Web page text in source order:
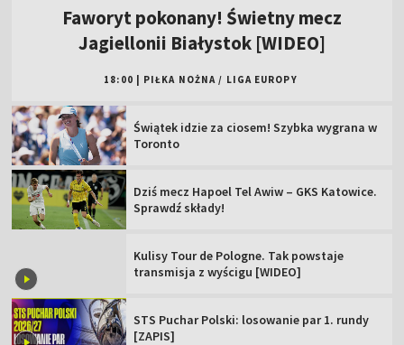
Faworyt pokonany! Świetny mecz
Jagiellonii Białystok [WIDEO]
18:00 PIŁKA NOŻNA / LIGA EUROPY
Świątek idzie za ciosem! Szybka wygrana w
Toronto
Dziś mecz Hapoel Tel Awiw – GKS Katowice.
Sprawdź składy!
Kulisy Tour de Pologne. Tak powstaje
transmisja z wyścigu [WIDEO]
STS Puchar Polski: losowanie par 1. rundy
[ZAPIS]